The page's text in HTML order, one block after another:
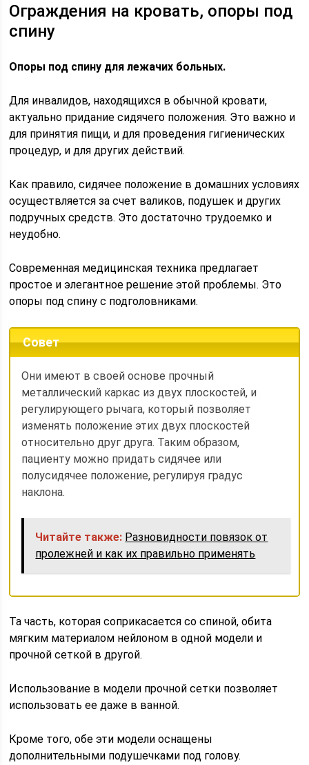
Ограждения на кровать, опоры под
спину
Опоры под спину для лежачих больных.
Для инвалидов, находящихся в обычной кровати,
актуально придание сидячего положения. Это важно и
для принятия пищи, и для проведения гигиенических
процедур, и для других действий.
Как правило, сидячее положение в домашних условиях
осуществляется за счет валиков, подушек и других
подручных средств. Это достаточно трудоемко и
неудобно.
Современная медицинская техника предлагает
простое и элегантное решение этой проблемы. Это
опоры под спину с подголовниками.
Совет
Они имеют в своей основе прочный
металлический каркас из двух плоскостей, и
регулирующего рычага, который позволяет
изменять положение этих двух плоскостей
относительно друг друга. Таким образом,
пациенту можно придать сидячее или
полусидячее положение, регулируя градус
наклона.
Читайте также: Разновидности повязок от
пролежней и как их правильно применять
Та часть, которая соприкасается со спиной, обита
мягким материалом нейлоном в одной модели и
прочной сеткой в другой.
Использование в модели прочной сетки позволяет
использовать ее даже в ванной.
Кроме того, обе эти модели оснащены
дополнительными подушечками под голову.